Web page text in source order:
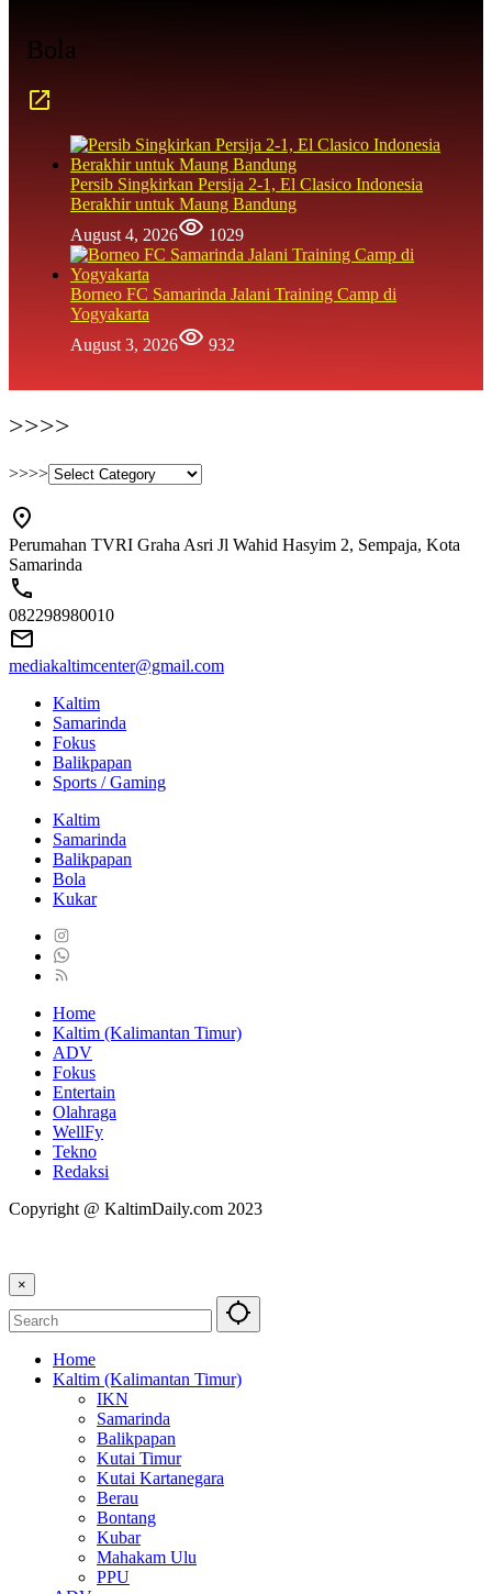
Bola
Persib Singkirkan Persija 2-1, El Clasico Indonesia
Berakhir untuk Maung Bandung
August 4, 2026
1029
Borneo FC Samarinda Jalani Training Camp di
Yogyakarta
August 3, 2026
932
>>>>
>>>>
Perumahan TVRI Graha Asri Jl Wahid Hasyim 2, Sempaja, Kota
Samarinda
082298980010
mediakaltimcenter@gmail.com
Kaltim
Samarinda
Fokus
Balikpapan
Sports / Gaming
Kaltim
Samarinda
Balikpapan
Bola
Kukar
Home
Kaltim (Kalimantan Timur)
ADV
Fokus
Entertain
Olahraga
WellFy
Tekno
Redaksi
Copyright @ KaltimDaily.com 2023
×
Home
Kaltim (Kalimantan Timur)
IKN
Samarinda
Balikpapan
Kutai Timur
Kutai Kartanegara
Berau
Bontang
Kubar
Mahakam Ulu
PPU